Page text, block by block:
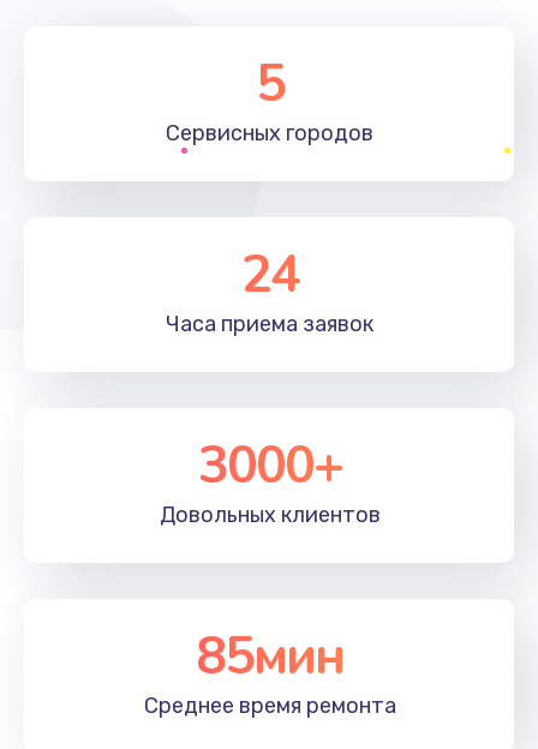
5
Сервисных городов
24
Часа приема заявок
3000+
Довольных клиентов
85мин
Среднее время ремонта